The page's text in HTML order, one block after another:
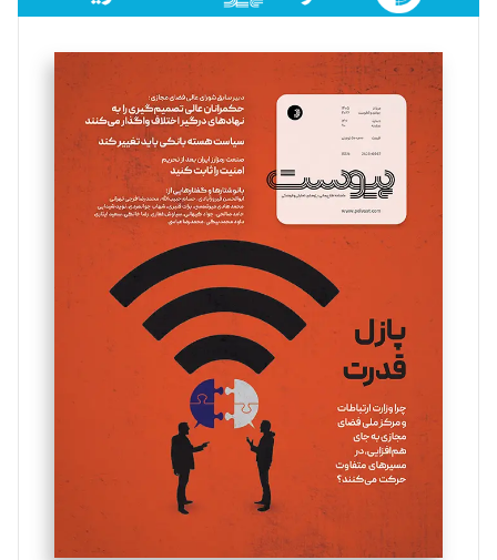
فائزه فتحی رستمی
تحریریه
سروش کرمیان
تحریریه
مینا پاکدل
یسنا امان‌پور
تحریریه
ملینا جعفری
تحریریه
مصطفی مسجدی آرانی